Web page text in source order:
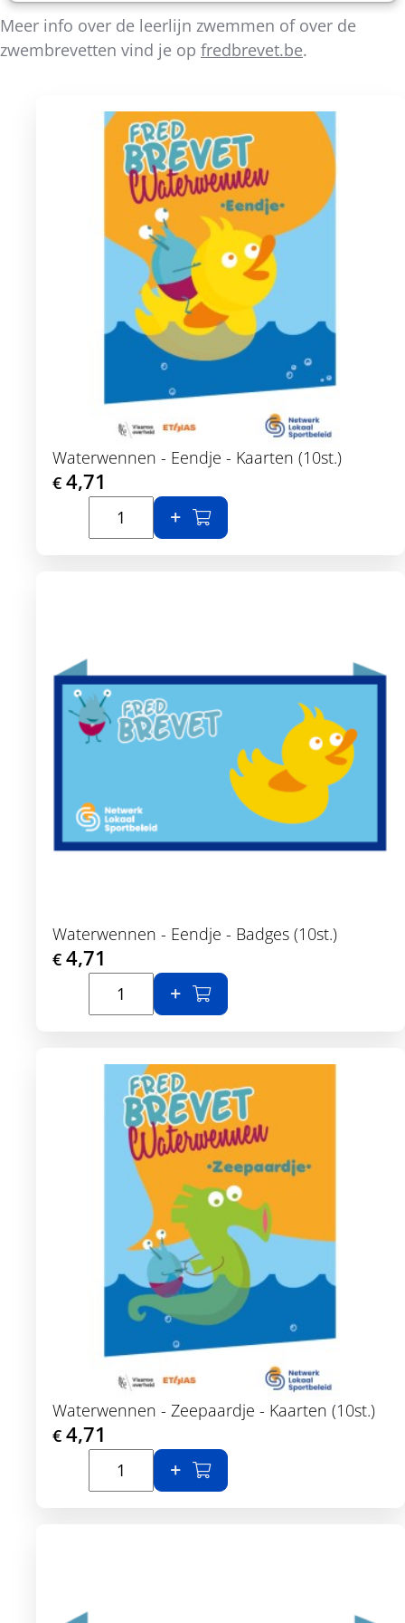
Meer info over de leerlijn zwemmen of over de
zwembrevetten vind je op fredbrevet.be.
Waterwennen - Eendje - Kaarten (10st.)
€ 4,71
In winkelmand
Waterwennen - Eendje - Badges (10st.)
€ 4,71
In winkelmand
Waterwennen - Zeepaardje - Kaarten (10st.)
€ 4,71
In winkelmand